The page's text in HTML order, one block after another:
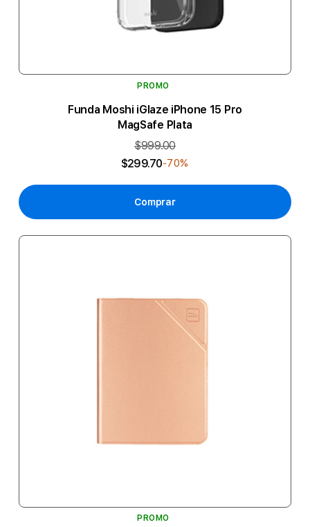
PROMO
Funda Moshi iGlaze iPhone 15 Pro
MagSafe Plata
$999.00
$299.70-70%
Comprar
PROMO